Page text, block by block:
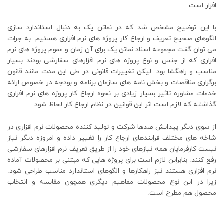
افزار است.
با این توضیح مشخص شد که در نماتن یک به دنبال استاندارد سازی
الگوهای صحیح تعریف و ارجاع کار پروژه های نرم افزاری هستیم. به جرات
می توان گفت مجموعه اسناد نماتن یک برای آن زمان و عموم پروژه های نرم
افزاری که از جنس و نوع پروژه های نرم افزارهای سفارشی بودند بسیار
مناسب و راهگشا بود. لیکن تغییرات قانونی در طی این مدت مانند قانون
برگزاری مناقصات و بخش نامه های سازمان برنامه و بودجه در خصوص ارائه
خدمات مشاوره تاثیر بسیار زیادی بر نحوه ارجاع کار پروژه های نرم افزاری
گذاشته که لازم است اثر این قوانین در نظام ارجاع کار لحاظ شود.
از سوی دیگر پیدایش صدها شرکت و تولید کننده محصولات نرم افزاری در
شاخه های مختلف فرایندهای ارجاع کار را تغییر داده و امروزه دیگر نیاز
نیست کارفرمایان همه نیازهای خود را از طریق تعریف نرم افزارهای سفارشی
رفع کنند. بنابراین لازم است برای پروژه هایی که مبتنی بر محصولات آماده
نرم افزاری هستند نیز راهکارها و الگوهای استاندارد مناسب طراحی شود.
زیرا در این نوع محصولات مفاهیم دیگری همچون مقایسه و انتخاب
محصول هم مطرح است.